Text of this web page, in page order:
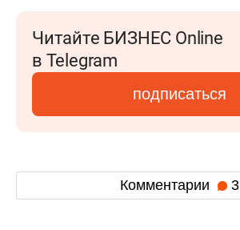
Читайте БИЗНЕС Online
в Telegram
подписаться
Комментарии 3